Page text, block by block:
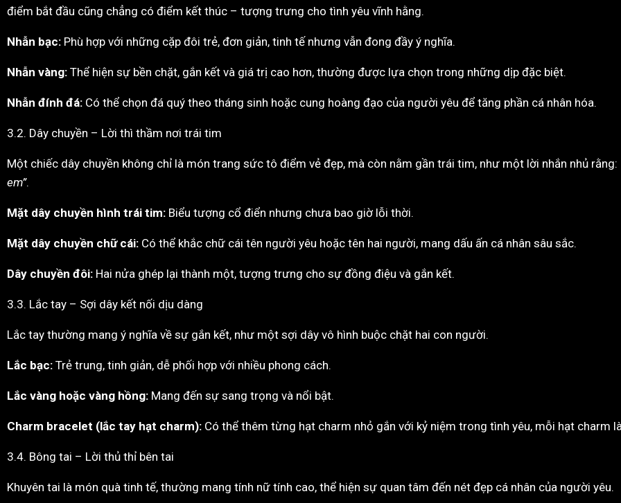
điểm bắt đầu cũng chẳng có điểm kết thúc – tượng trưng cho tình yêu vĩnh hằng.
Nhẫn bạc: Phù hợp với những cặp đôi trẻ, đơn giản, tinh tế nhưng vẫn đong đầy ý nghĩa.
Nhẫn vàng: Thể hiện sự bền chặt, gắn kết và giá trị cao hơn, thường được lựa chọn trong những dịp đặc biệt.
Nhẫn đính đá: Có thể chọn đá quý theo tháng sinh hoặc cung hoàng đạo của người yêu để tăng phần cá nhân hóa.
3.2. Dây chuyền – Lời thì thầm nơi trái tim
Một chiếc dây chuyền không chỉ là món trang sức tô điểm vẻ đẹp, mà còn nằm gần trái tim, như một lời nhắn nhủ rằng:
em”.
Mặt dây chuyền hình trái tim: Biểu tượng cổ điển nhưng chưa bao giờ lỗi thời.
Mặt dây chuyền chữ cái: Có thể khắc chữ cái tên người yêu hoặc tên hai người, mang dấu ấn cá nhân sâu sắc.
Dây chuyền đôi: Hai nửa ghép lại thành một, tượng trưng cho sự đồng điệu và gắn kết.
3.3. Lắc tay – Sợi dây kết nối dịu dàng
Lắc tay thường mang ý nghĩa về sự gắn kết, như một sợi dây vô hình buộc chặt hai con người.
Lắc bạc: Trẻ trung, tinh giản, dễ phối hợp với nhiều phong cách.
Lắc vàng hoặc vàng hồng: Mang đến sự sang trọng và nổi bật.
Charm bracelet (lắc tay hạt charm): Có thể thêm từng hạt charm nhỏ gắn với kỷ niệm trong tình yêu, mỗi hạt charm
3.4. Bông tai – Lời thủ thỉ bên tai
Khuyên tai là món quà tinh tế, thường mang tính nữ tính cao, thể hiện sự quan tâm đến nét đẹp cá nhân của người yêu.